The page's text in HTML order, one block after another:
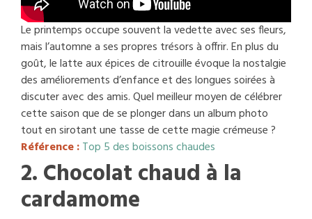
Le printemps occupe souvent la vedette avec ses fleurs,
mais l’automne a ses propres trésors à offrir. En plus du
goût, le latte aux épices de citrouille évoque la nostalgie
des améliorements d’enfance et des longues soirées à
discuter avec des amis. Quel meilleur moyen de célébrer
cette saison que de se plonger dans un album photo
tout en sirotant une tasse de cette magie crémeuse ?
Référence :Top 5 des boissons chaudes
2. Chocolat chaud à la
cardamome